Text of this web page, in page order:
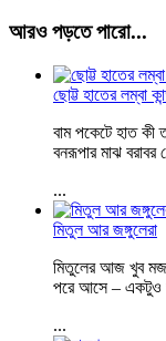
আরও পড়তে পারো...
ছোট্ট হাতের লম্বা
বাম পকেটে হাত কী
বনরূপার মাঝ বরাবর
...
মিতুল আর জঙ্গুলেরা
মিতুলের আজ খুব
পরে আসে – একটুও
...